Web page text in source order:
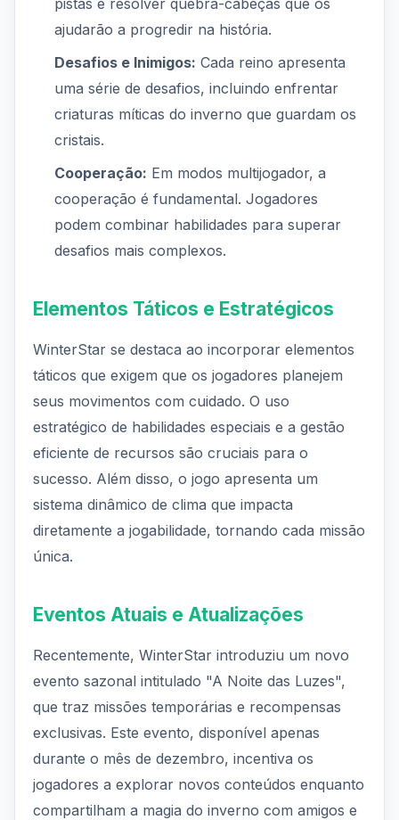
pistas e resolver quebra-cabeças que os
ajudarão a progredir na história.
Desafios e Inimigos: Cada reino apresenta
uma série de desafios, incluindo enfrentar
criaturas míticas do inverno que guardam os
cristais.
Cooperação: Em modos multijogador, a
cooperação é fundamental. Jogadores
podem combinar habilidades para superar
desafios mais complexos.
Elementos Táticos e Estratégicos
WinterStar se destaca ao incorporar elementos
táticos que exigem que os jogadores planejem
seus movimentos com cuidado. O uso
estratégico de habilidades especiais e a gestão
eficiente de recursos são cruciais para o
sucesso. Além disso, o jogo apresenta um
sistema dinâmico de clima que impacta
diretamente a jogabilidade, tornando cada missão
única.
Eventos Atuais e Atualizações
Recentemente, WinterStar introduziu um novo
evento sazonal intitulado "A Noite das Luzes",
que traz missões temporárias e recompensas
exclusivas. Este evento, disponível apenas
durante o mês de dezembro, incentiva os
jogadores a explorar novos conteúdos enquanto
compartilham a magia do inverno com amigos e